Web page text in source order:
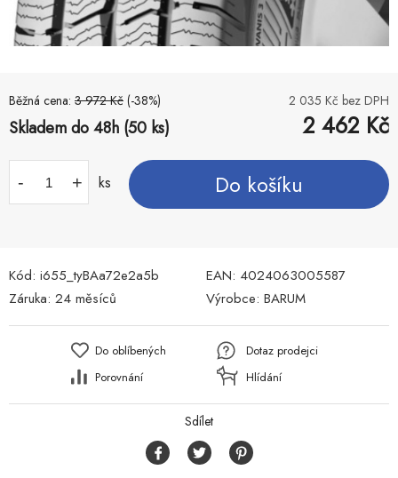
Běžná cena: 3 972 Kč (-38%) 2 035 Kč bez DPH
Skladem do 48h (50 ks) 2 462 Kč
- + ks Do košíku
Kód: i655_tyBAa72e2a5b EAN: 4024063005587
Záruka: 24 měsíců Výrobce: BARUM
Do oblíbených
Porovnání
Dotaz prodejci
Hlídání
Sdílet